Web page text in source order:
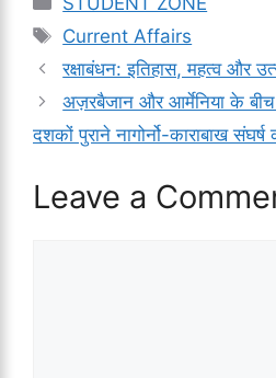
Tags
Current Affairs
रक्षाबंधन: इतिहास, महत्व और
अज़रबैजान और आर्मेनिया के बीच
दशकों पुराने नागोर्नो-काराबाख
Leave a